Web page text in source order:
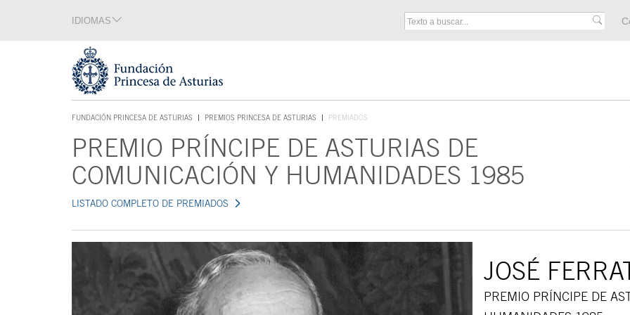
Tecla de acceso 1
IDIOMAS
FUNDACIÓN PRINCESA DE ASTURIAS
TECLA DE ACCESO 1
PREMIOS PRINCESA DE ASTURIAS PREMIADOS
Contenido principalPREMIO PRÍNCIPE DE ASTURIAS DE
COMUNICACIÓN Y HUMANIDADES 1985
LISTADO COMPLETO DE PREMIADOS
JOSÉ
PREMIO PRÍNCIPE DE